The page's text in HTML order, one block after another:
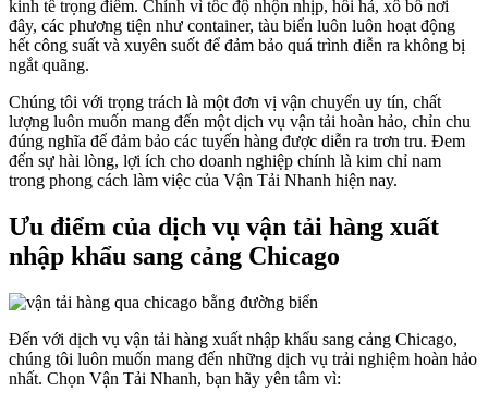
kinh tế trọng điểm. Chính vì tốc độ nhộn nhịp, hối hả, xô bồ nơi
đây, các phương tiện như container, tàu biển luôn luôn hoạt động
hết công suất và xuyên suốt để đảm bảo quá trình diễn ra không bị
ngắt quãng.
Chúng tôi với trọng trách là một đơn vị vận chuyển uy tín, chất
lượng luôn muốn mang đến một dịch vụ vận tải hoàn hảo, chỉn chu
đúng nghĩa để đảm bảo các tuyến hàng được diễn ra trơn tru. Đem
đến sự hài lòng, lợi ích cho doanh nghiệp chính là kim chỉ nam
trong phong cách làm việc của Vận Tải Nhanh hiện nay.
Ưu điểm của dịch vụ vận tải hàng xuất
nhập khẩu sang cảng Chicago
Đến với dịch vụ vận tải hàng xuất nhập khẩu sang cảng Chicago,
chúng tôi luôn muốn mang đến những dịch vụ trải nghiệm hoàn hảo
nhất. Chọn Vận Tải Nhanh, bạn hãy yên tâm vì: